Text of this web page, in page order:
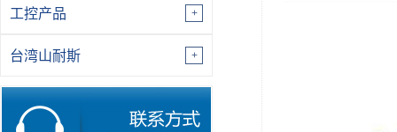
工控产品
台湾山耐斯